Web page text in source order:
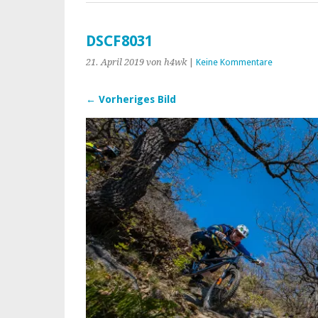
DSCF8031
21. April 2019 von h4wk| Keine Kommentare
← Vorheriges Bild